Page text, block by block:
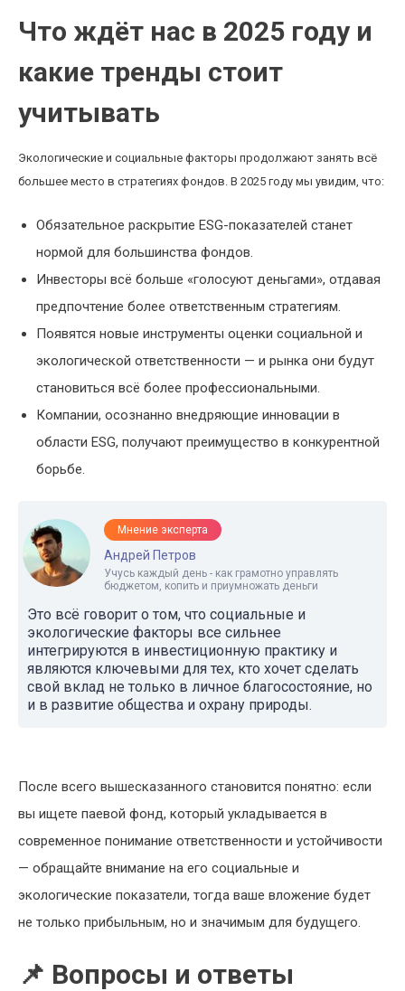
Что ждёт нас в 2025 году и
какие тренды стоит
учитывать
Экологические и социальные факторы продолжают занять всё
большее место в стратегиях фондов. В 2025 году мы увидим, что:
Обязательное раскрытие ESG-показателей станет
нормой для большинства фондов.
Инвесторы всё больше «голосуют деньгами», отдавая
предпочтение более ответственным стратегиям.
Появятся новые инструменты оценки социальной и
экологической ответственности — и рынка они будут
становиться всё более профессиональными.
Компании, осознанно внедряющие инновации в
области ESG, получают преимущество в конкурентной
борьбе.
Мнение эксперта
Андрей Петров
Учусь каждый день - как грамотно управлять
бюджетом, копить и приумножать деньги
Это всё говорит о том, что социальные и
экологические факторы все сильнее
интегрируются в инвестиционную практику и
являются ключевыми для тех, кто хочет сделать
свой вклад не только в личное благосостояние, но
и в развитие общества и охрану природы.
После всего вышесказанного становится понятно: если
вы ищете паевой фонд, который укладывается в
современное понимание ответственности и устойчивости
— обращайте внимание на его социальные и
экологические показатели, тогда ваше вложение будет
не только прибыльным, но и значимым для будущего.
📌 Вопросы и ответы